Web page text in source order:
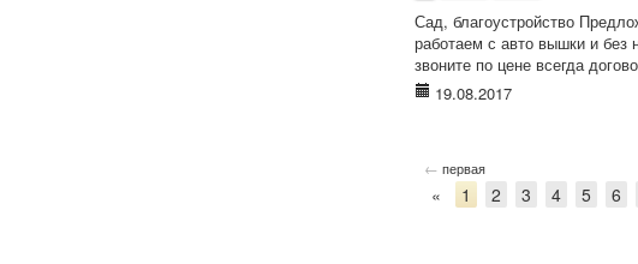
Сад, благоустройство
работаем с авто вышки и без
звоните по цене всегда
19.08.2017
← первая
« 1 2 3 4 5 6